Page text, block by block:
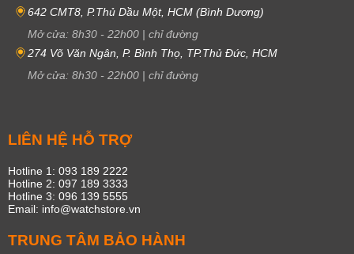
642 CMT8, P.Thủ Dầu Một, HCM (Bình Dương)
Mở cửa: 8h30 - 22h00 | chỉ đường
274 Võ Văn Ngân, P. Bình Thọ, TP.Thủ Đức, HCM
Mở cửa: 8h30 - 22h00 | chỉ đường
LIÊN HỆ HỖ TRỢ
Hotline 1: 093 189 2222
Hotline 2: 097 189 3333
Hotline 3: 096 139 5555
Email: info@watchstore.vn
TRUNG TÂM BẢO HÀNH